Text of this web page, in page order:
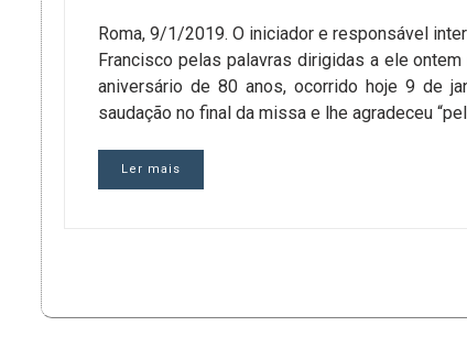
Roma, 9/1/2019. O iniciador e responsável
Francisco pelas palavras dirigidas a ele
aniversário de 80 anos, ocorrido hoje 9 de
saudação no final da missa e lhe agradeceu
Ler mais